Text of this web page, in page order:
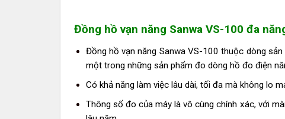
Đồng hồ vạn năng Sanwa VS-100 đa
Đồng hồ vạn năng Sanwa VS-100 thuộc dòng
một trong những sản phẩm đo dòng hồ đo điện
Có khả năng làm việc lâu dài, tối đa mà không lo
Thông số đo của máy là vô cùng chính xác, với